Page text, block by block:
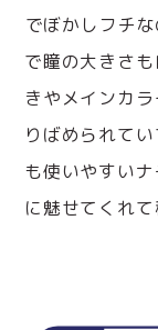
でぼかしフチ
で瞳の大きさ
きやメインカ
りばめられて
も使いやすい
に魅せてくれ